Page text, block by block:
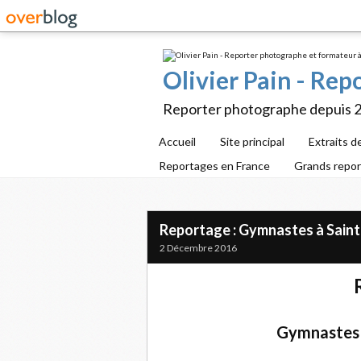
Olivier Pain -
Reporter photographe depuis
Accueil Site principal
Extraits
Reportages en France
Grands
Reportage : Gymnastes à
2 Décembre 2016